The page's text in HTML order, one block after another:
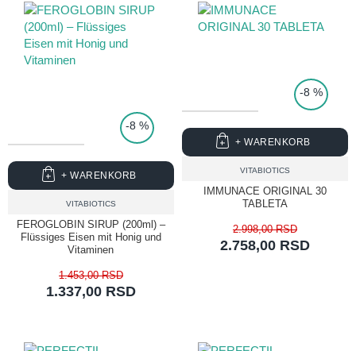
-8 %
VITABIOTICS
FEROGLOBIN SIRUP (200ml) –
Flüssiges Eisen mit Honig und
Vitaminen
1.337,00 RSD
1.453,00 RSD
+ WARENKORB
-8 %
VITABIOTICS
IMMUNACE ORIGINAL 30
TABLETA
2.758,00 RSD
2.998,00 RSD
+ WARENKORB